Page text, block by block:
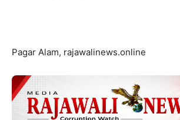
Pagar Alam, rajawalinews.online